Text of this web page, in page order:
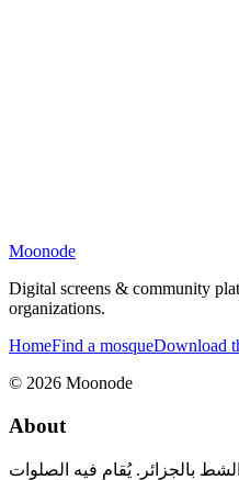
Moonode
Digital screens & community
organizations.
HomeFind a mosqueDownload
© 2026 Moonode
About
بالجزائر. يُقام فيه الصلوات